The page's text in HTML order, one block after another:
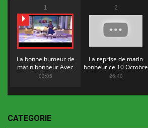
1
La bonne humeur de
matin bonheur Avec
Flopy Mendosa
03:05
2
La reprise de matin
bonheur ce 10 Octobre
2022
26:40
CATEGORIE